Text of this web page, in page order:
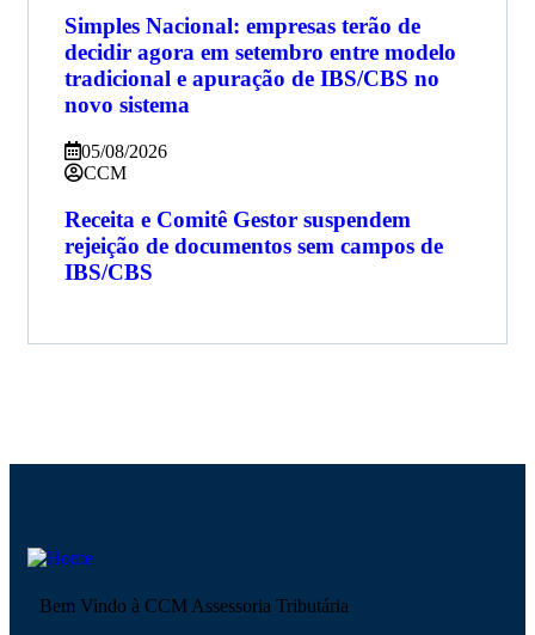
Simples Nacional: empresas terão de
decidir agora em setembro entre modelo
tradicional e apuração de IBS/CBS no
novo sistema
05/08/2026
CCM
Receita e Comitê Gestor suspendem
rejeição de documentos sem campos de
IBS/CBS
Bem Vindo à CCM Assessoria Tributária